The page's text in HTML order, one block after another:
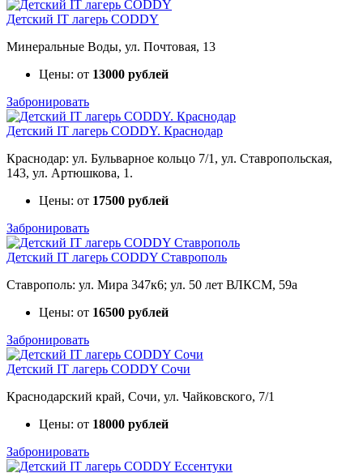
Детский IT лагерь CODDY
Минеральные Воды, ул. Почтовая, 13
Цены: от 13000 рублей
Забронировать
Детский IT лагерь CODDY. Краснодар
Краснодар: ул. Бульварное кольцо 7/1, ул. Ставропольская,
143, ул. Артюшкова, 1.
Цены: от 17500 рублей
Забронировать
Детский IT лагерь CODDY Ставрополь
Ставрополь: ул. Мира 347к6; ул. 50 лет ВЛКСМ, 59а
Цены: от 16500 рублей
Забронировать
Детский IT лагерь CODDY Сочи
Краснодарский край, Сочи, ул. Чайковского, 7/1
Цены: от 18000 рублей
Забронировать